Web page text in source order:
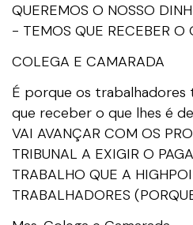
QUEREMOS O NOSSO
- TEMOS QUE RECEBER O
COLEGA E CAMARADA
É porque os
que receber o que lhes é
VAI AVANÇAR COM OS
TRIBUNAL A EXIGIR O
TRABALHO QUE A
TRABALHADORES